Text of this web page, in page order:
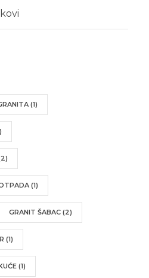
(1)
(1)
GRANIT ŠABAC (2)
(1)
(1)